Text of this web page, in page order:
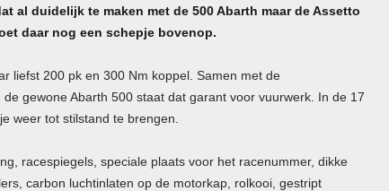
al duidelijk te maken met de 500 Abarth maar de Assetto
daar nog een schepje bovenop.
liefst 200 pk en 300 Nm koppel. Samen met de
gewone Abarth 500 staat dat garant voor vuurwerk. In de 17
weer tot stilstand te brengen.
racespiegels, speciale plaats voor het racenummer, dikke
carbon luchtinlaten op de motorkap, rolkooi, gestript